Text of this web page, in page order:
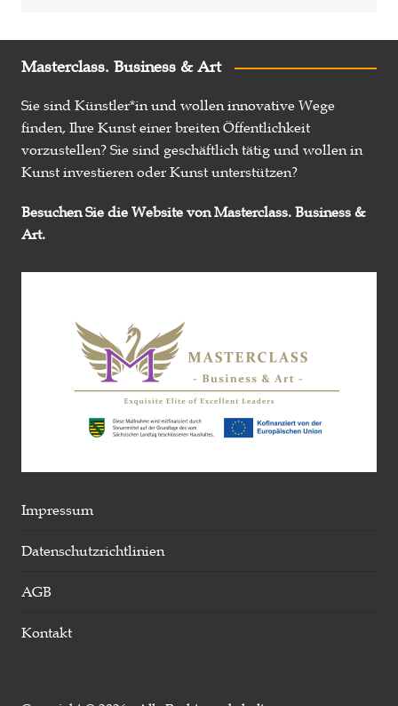
Masterclass. Business & Art
Sie sind Künstler*in und wollen innovative Wege
finden, Ihre Kunst einer breiten Öffentlichkeit
vorzustellen? Sie sind geschäftlich tätig und wollen in
Kunst investieren oder Kunst unterstützen?
Besuchen Sie die Website von Masterclass. Business &
Art.
Impressum
Datenschutzrichtlinien
AGB
Kontakt